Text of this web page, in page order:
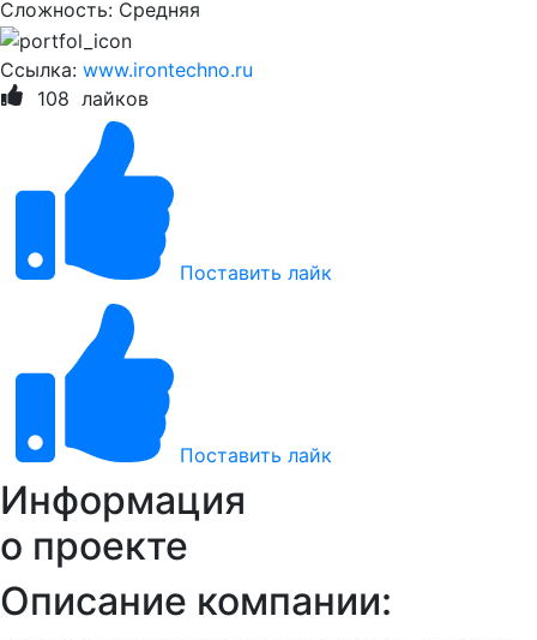
Сложность: Cредняя
Ссылка: www.irontechno.ru
108 лайков
Поставить лайк
Поставить лайк
Информация
о проекте
Описание компании: